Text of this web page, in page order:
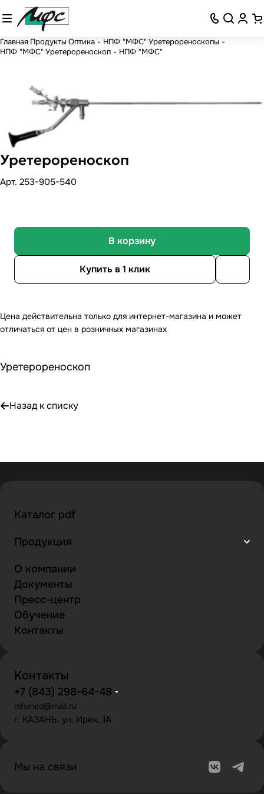
Главная Продукты Оптика - НПФ "МФС" Уретерореноскопы -
НПФ "МФС" Уретерореноскоп - НПФ "МФС"
Уретерореноскоп
Арт. 253-905-540
В корзину
Купить в 1 клик
Цена действительна только для интернет-магазина и может
отличаться от цен в розничных магазинах
Уретерореноскоп
Назад к списку
Каталог pdf
Продукция
О компании
Документы
Пресс-центр
Обучение
Контакты
Контакты
+7 (843) 298-64-48
mfsmed@mail.ru
г. КАЗАНЬ, ул. Ирек, 1А
Мы на связи